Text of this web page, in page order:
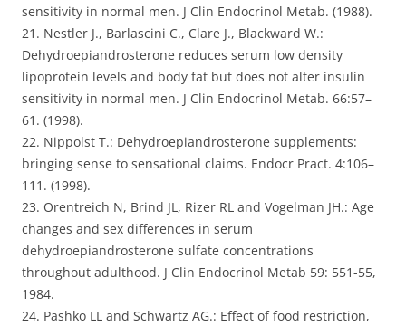
sensitivity in normal men. J Clin Endocrinol Metab. (1988).
21. Nestler J., Barlascini C., Clare J., Blackward W.:
Dehydroepiandrosterone reduces serum low density
lipoprotein levels and body fat but does not alter insulin
sensitivity in normal men. J Clin Endocrinol Metab. 66:57–
61. (1998).
22. Nippolst T.: Dehydroepiandrosterone supplements:
bringing sense to sensational claims. Endocr Pract. 4:106–
111. (1998).
23. Orentreich N, Brind JL, Rizer RL and Vogelman JH.: Age
changes and sex differences in serum
dehydroepiandrosterone sulfate concentrations
throughout adulthood. J Clin Endocrinol Metab 59: 551-55,
1984.
24. Pashko LL and Schwartz AG.: Effect of food restriction,